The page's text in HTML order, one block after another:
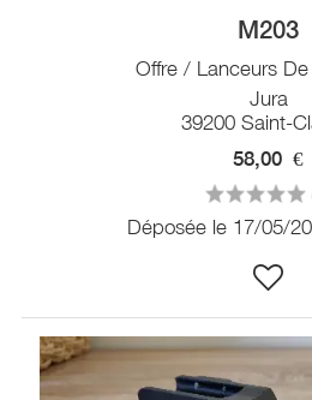
M203
Offre / Lanceurs
Jura
39200 Saint-
58,00 €
Déposée le 17/05/